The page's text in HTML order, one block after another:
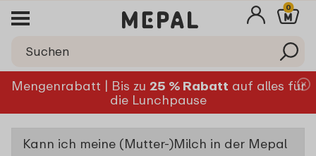
0
Mengenrabatt | Bis zu 25 % Rabatt auf alles für
die Lunchpause
Kann ich meine (Mutter-)Milch in der Mepal